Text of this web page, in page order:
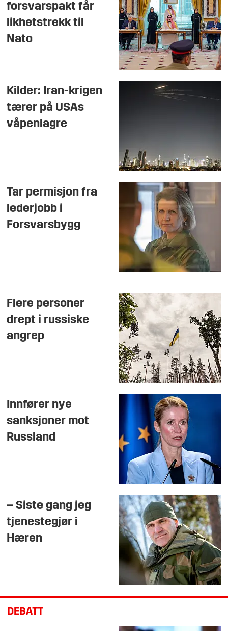
forsvarspakt får
likhetstrekk til
Nato
Kilder: Iran-krigen
tærer på USAs
våpenlagre
Tar permisjon fra
lederjobb i
Forsvarsbygg
Flere personer
drept i russiske
angrep
Innfører nye
sanksjoner mot
Russland
– Siste gang jeg
tjenestegjør i
Hæren
DEBATT